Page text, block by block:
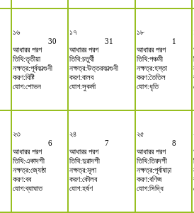
১৬
30
আধারর পরগ
তিথি:তৃতীয়া
নক্ষত্র:পূর্বফাল্গুনী
করণ:বিষ্টি
যোগ:শোভন
১৭
31
আধারর পরগ
তিথি:চতুর্থী
নক্ষত্র:উত্তরফাল্গুনী
করণ:বালব
যোগ:সুকর্মা
১৮
1
আধারর পরগ
তিথি:পঞ্চমী
নক্ষত্র:হস্তা
করণ:তৈতিল
যোগ:ধৃতি
২৩
6
আধারর পরগ
তিথি:একাদশী
নক্ষত্র:জ্যেষ্ঠা
করণ:বব
যোগ:ব্যাঘাত
২৪
7
আধারর পরগ
তিথি:দুৱাদশী
নক্ষত্র:মূলা
করণ:কৌলব
যোগ:হর্ষণ
২৫
8
আধারর পরগ
তিথি:তিরদশী
নক্ষত্র:পূর্বাষাঢ়া
করণ:বণিজ
যোগ:সিদ্ধি